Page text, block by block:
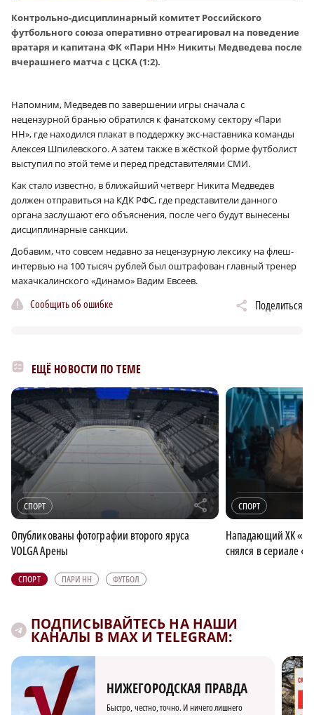
Контрольно-дисциплинарный комитет Российского
футбольного союза оперативно отреагировал на поведение
вратаря и капитана ФК «Пари НН» Никиты Медведева после
вчерашнего матча с ЦСКА (1:2).
Напомним, Медведев по завершении игры сначала с
нецензурной бранью обратился к фанатскому сектору «Пари
НН», где находился плакат в поддержку экс-наставника команды
Алексея Шпилевского. А затем также в жёсткой форме футболист
выступил по этой теме и перед представителями СМИ.
Как стало известно, в ближайший четверг Никита Медведев
должен отправиться на КДК РФС, где представители данного
органа заслушают его объяснения, после чего будут вынесены
дисциплинарные санкции.
Добавим, что совсем недавно за нецензурную лексику на флеш-
интервью на 100 тысяч рублей был оштрафован главный тренер
махачкалинского «Динамо» Вадим Евсеев.
Сообщить об ошибке Поделиться
ЕЩЁ НОВОСТИ ПО ТЕМЕ
СПОРТ r
Опубликованы фотографии второго яруса
VOLGA Арены
СПОРТ
Нападающий ХК
снялся в сериале
СПОРТ ПАРИ НН ФУТБОЛ
ПОДПИСЫВАЙТЕСЬ НА НАШИ
КАНАЛЫ В MAX И TELEGRAM:
НИЖЕГОРОДСКАЯ ПРАВДА
Быстро, честно, точно. И ничего лишнего